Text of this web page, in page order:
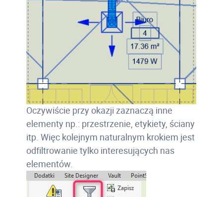
Oczywiście przy okazji zaznaczą inne
elementy np.: przestrzenie, etykiety, ściany
itp. Więc kolejnym naturalnym krokiem jest
odfiltrowanie tylko interesujących nas
elementów.